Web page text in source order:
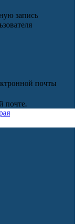
запись
почты
почте.